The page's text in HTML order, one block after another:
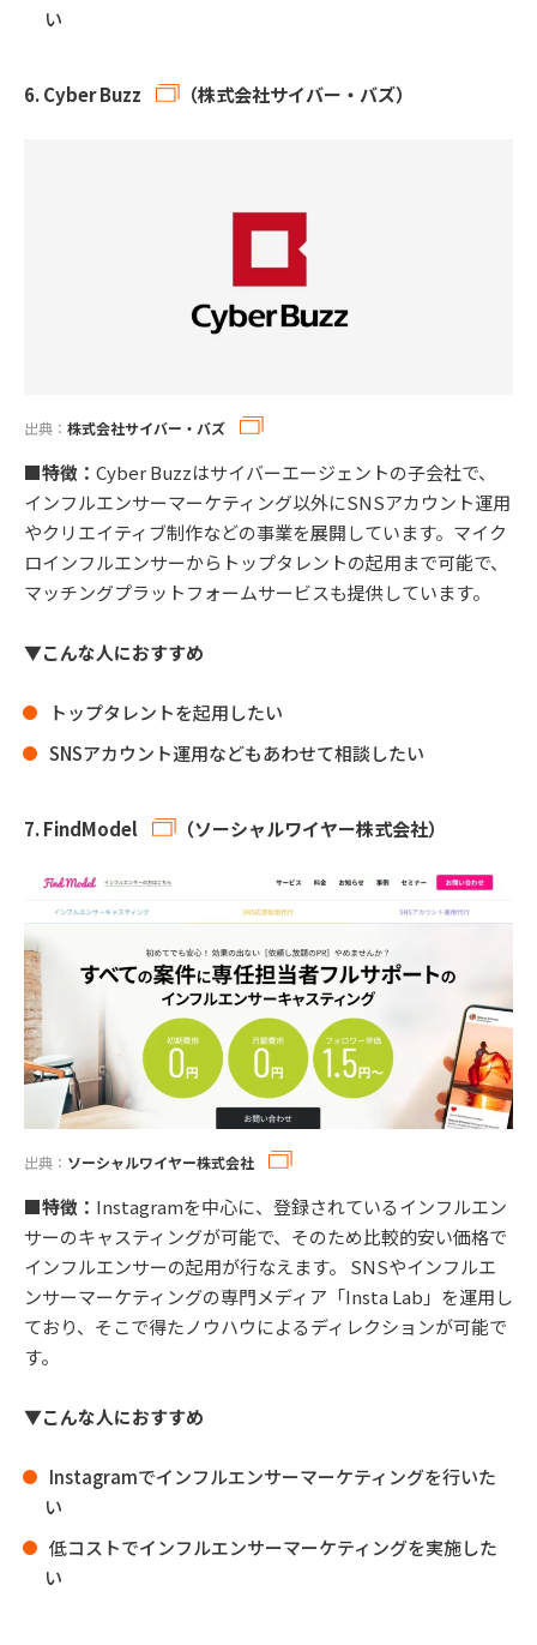
い
6.Cyber Buzz （株式会社サイバー・バズ）
出典： 株式会社サイバー・バズ
■特徴： Cyber Buzzはサイバーエージェントの子会社で、
インフルエンサーマーケティング以外にSNSアカウント運用
やクリエイティブ制作などの事業を展開しています。マイク
ロインフルエンサーからトップタレントの起用まで可能で、
マッチングプラットフォームサービスも提供しています。
▼こんな人におすすめ
トップタレントを起用したい
SNSアカウント運用などもあわせて相談したい
7.FindModel （ソーシャルワイヤー株式会社）
出典： ソーシャルワイヤー株式会社
■特徴： Instagramを中心に、登録されているインフルエン
サーのキャスティングが可能で、そのため比較的安い価格で
インフルエンサーの起用が行なえます。 SNSやインフルエ
ンサーマーケティングの専門メディア「Insta Lab」を運用し
ており、そこで得たノウハウによるディレクションが可能で
す。
▼こんな人におすすめ
Instagramでインフルエンサーマーケティングを行いた
い
低コストでインフルエンサーマーケティングを実施した
い